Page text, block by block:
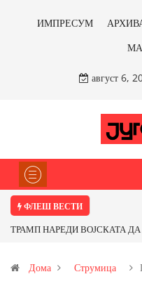
ИМПРЕСУМ
август 6,
ФЛЕШ ВЕСТИ
НАРЕДИ ВОЈСКАТА ДА
и со антимонот?
Дома Струмица